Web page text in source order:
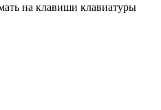
на клавиши клавиатуры